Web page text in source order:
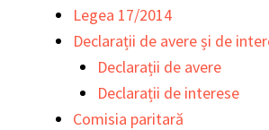
Legea 17/2014
Declarații de avere și de
Declarații de avere
Declarații de interese
Comisia paritară